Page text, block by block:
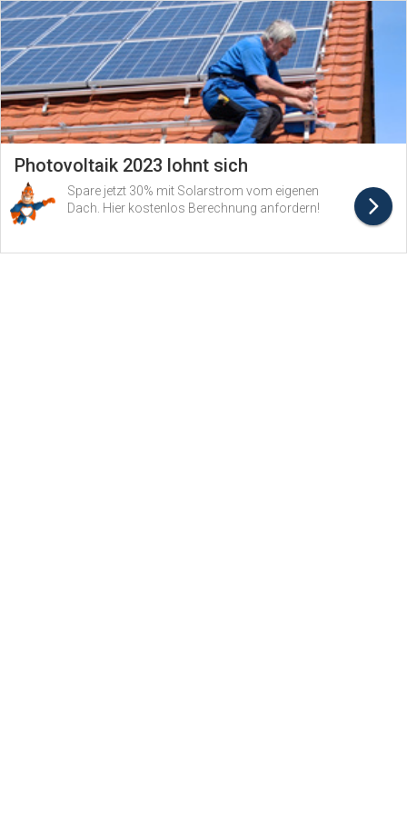
Photovoltaik 2023 lohnt sich
Spare jetzt 30% mit Solarstrom vom eigenen
Dach. Hier kostenlos Berechnung anfordern!